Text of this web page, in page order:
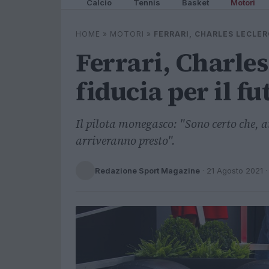
Calcio Tennis Basket Motori
HOME » MOTORI » FERRARI, CHARLES
Ferrari,
fiducia per il
Il pilota monegasco: "Sono certo che,
arriveranno presto".
Redazione Sport Magazine · 21 Agosto 2021